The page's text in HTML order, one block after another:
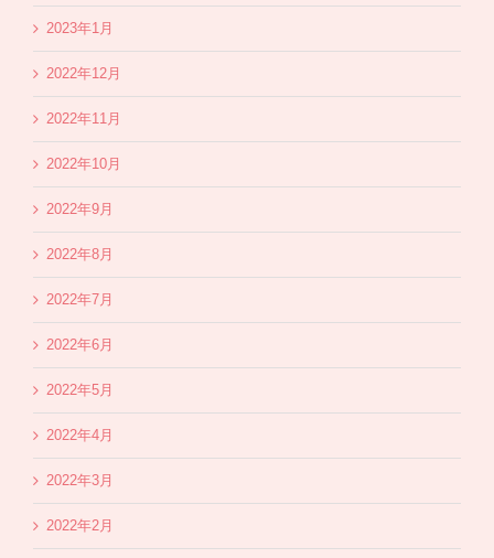
2023年1月
2022年12月
2022年11月
2022年10月
2022年9月
2022年8月
2022年7月
2022年6月
2022年5月
2022年4月
2022年3月
2022年2月